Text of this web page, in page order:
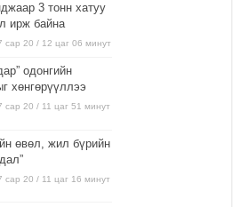
3 тонн хатуу
ирж байна
сар 20 / 12 цаг 06 минут
одонгийн
хөнгөрүүллээ
сар 20 / 11 цаг 51 минут
өвөл, жил бүрийн
сар 20 / 11 цаг 16 минут